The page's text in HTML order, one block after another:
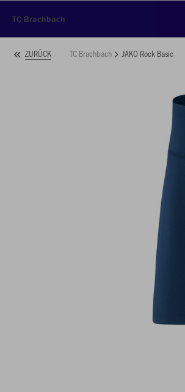
TC Brachbach
ZURÜCK TC Brachbach JAKO Rock Basic